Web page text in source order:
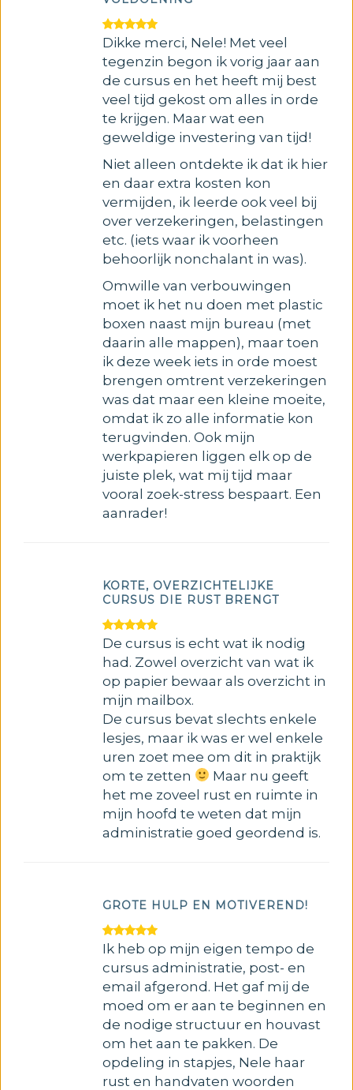
Dikke merci, Nele! Met veel
tegenzin begon ik vorig jaar aan
de cursus en het heeft mij best
veel tijd gekost om alles in orde
te krijgen. Maar wat een
geweldige investering van tijd!
Niet alleen ontdekte ik dat ik hier
en daar extra kosten kon
vermijden, ik leerde ook veel bij
over verzekeringen, belastingen
etc. (iets waar ik voorheen
behoorlijk nonchalant in was).
Omwille van verbouwingen
moet ik het nu doen met plastic
boxen naast mijn bureau (met
daarin alle mappen), maar toen
ik deze week iets in orde moest
brengen omtrent verzekeringen
was dat maar een kleine moeite,
omdat ik zo alle informatie kon
terugvinden. Ook mijn
werkpapieren liggen elk op de
juiste plek, wat mij tijd maar
vooral zoek-stress bespaart. Een
aanrader!
KORTE, OVERZICHTELIJKE
CURSUS DIE RUST BRENGT
De cursus is echt wat ik nodig
had. Zowel overzicht van wat ik
op papier bewaar als overzicht in
mijn mailbox.
De cursus bevat slechts enkele
lesjes, maar ik was er wel enkele
uren zoet mee om dit in praktijk
om te zetten
Maar nu geeft
het me zoveel rust en ruimte in
mijn hoofd te weten dat mijn
administratie goed geordend is.
GROTE HULP EN MOTIVEREND!
Ik heb op mijn eigen tempo de
cursus administratie, post- en
email afgerond. Het gaf mij de
moed om er aan te beginnen en
de nodige structuur en houvast
om het aan te pakken. De
opdeling in stapjes, Nele haar
rust en handvaten woorden